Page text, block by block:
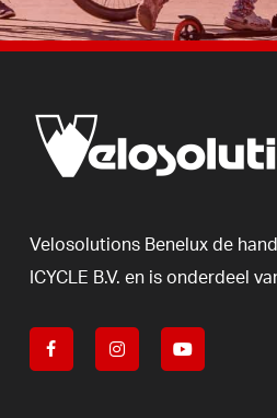
Velosolutions Benelux de
ICYCLE B.V. en is onderdeel